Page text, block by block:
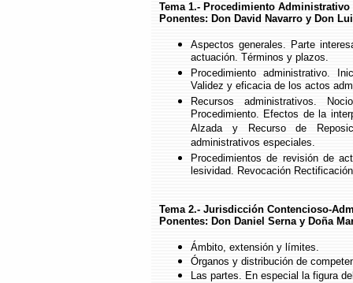
Tema 1.- Procedimiento Administrativo
Ponentes: Don David Navarro y Don
Aspectos generales. Parte
actuación. Términos y plazos.
Procedimiento administrativo.
Validez y eficacia de los actos
Recursos administrativos.
Procedimiento. Efectos de la
Alzada y Recurso de
administrativos especiales.
Procedimientos de revisión de
lesividad. Revocación
Tema 2.- Jurisdicción Contencioso-
Ponentes: Don Daniel Serna y Doña
Ámbito, extensión y límites.
Órganos y distribución de
Las partes. En especial la figura